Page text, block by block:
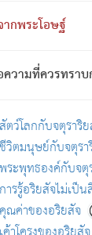
กพระโอษฐ์
วามที่ควรทรา
ว์โลกกับจตุราริ
ตมนุษย์กับจตุรา
ะพุทธองค์กับจตุ
รรู้อริยสัจไม่เป็
ค่าของอริยสัจ
ป็นอย่างอื่น (จ
: เขากลัวต่อ
ซึ่งภพ.
ว่ามีได้เพรา
กภพ ว่ามีได้เพ
งทุกข์จึงไม่มี.
แน่นบังหนาแ
ชน์โดยประการ
อย่างนี้อยู่; เข